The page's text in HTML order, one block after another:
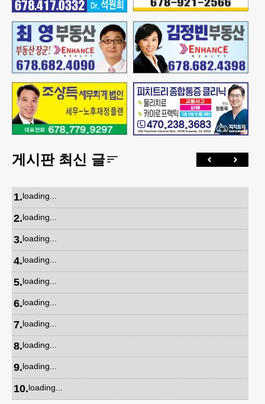
게시판 최신 글
1.loading...
2.loading...
3.loading...
4.loading...
5.loading...
6.loading...
7.loading...
8.loading...
9.loading...
10.loading...